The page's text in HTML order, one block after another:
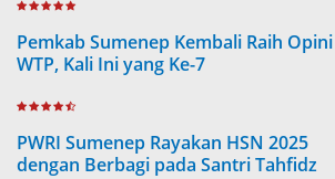
Pemkab Sumenep Kembali Raih Opini
WTP, Kali Ini yang Ke-7
PWRI Sumenep Rayakan HSN 2025
dengan Berbagi pada Santri Tahfidz